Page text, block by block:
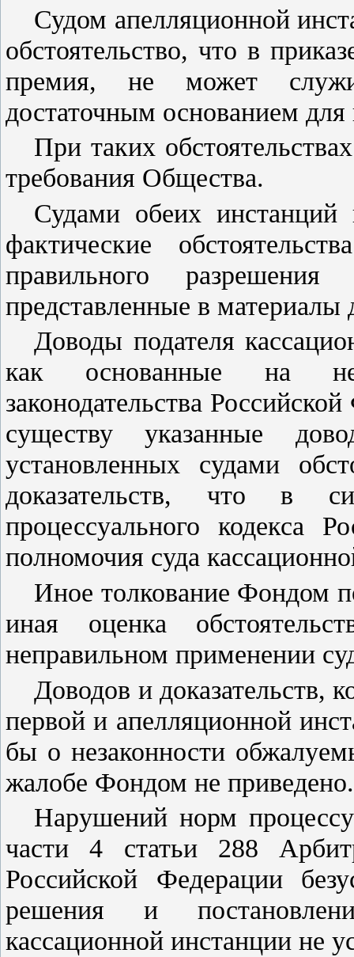
Судом апелляционной
обстоятельство, что в
премия, не может
достаточным основанием
При таких
требования Общества.
Судами обеих инстанций
фактические
правильного разрешения
представленные в материалы
Доводы подателя
как основанные на
законодательства
существу указанные
установленных судами
доказательств, что в
процессуального кодекса
полномочия суда
Иное толкование Фондом
иная оценка
неправильном применении
Доводов и доказательств,
первой и апелляционной
бы о незаконности
жалобе Фондом не приведено.
Нарушений норм
части 4 статьи 288
Российской Федерации
решения и
кассационной инстанции не